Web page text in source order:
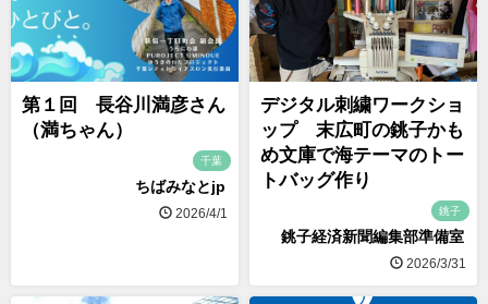
第１回 長谷川満彦さん
（満ちゃん）
千葉
ちばみなとjp
2026/4/1
デジタル刺繍ワークショ
ップ 末広町の銚子かも
め文庫で海テーマのトー
トバッグ作り
銚子
銚子経済新聞編集部準備室
2026/3/31